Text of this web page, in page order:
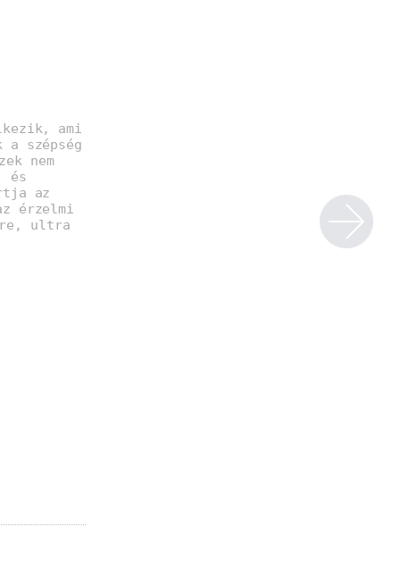
ami
a szépség
nem
és
az
érzelmi
ultra